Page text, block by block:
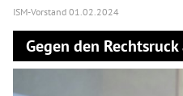
ISM-Vorstand 01.02.2024
Gegen den